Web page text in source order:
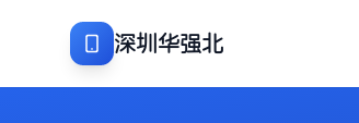
深圳华强北